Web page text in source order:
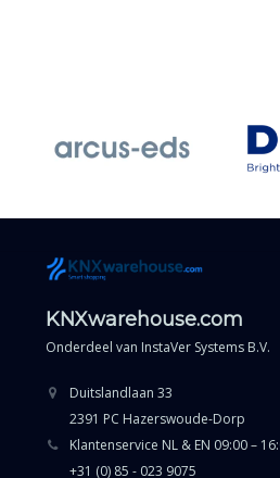
KNXwarehouse.com
Onderdeel van InstaVer Systems B.V.
Duitslandlaan 33
2391 PC Hazerswoude-Dorp
Klantenservice NL & EN 09:00 –
+31 (0) 85 - 023 9075